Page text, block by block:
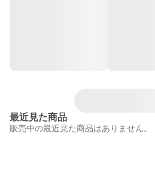
最近見た商品
販売中の最近見た商品はありません。